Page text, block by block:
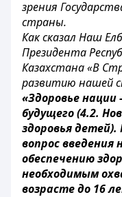
зрения
страны.
Как сказал Наш
Президента
Казахстана «В
развитию нашей
«Здоровье нации
будущего (4.2.
здоровья
вопрос введения
обеспечению
необходимым
возрасте до 16